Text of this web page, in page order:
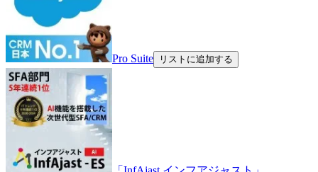
Pro Suite リストに追加する